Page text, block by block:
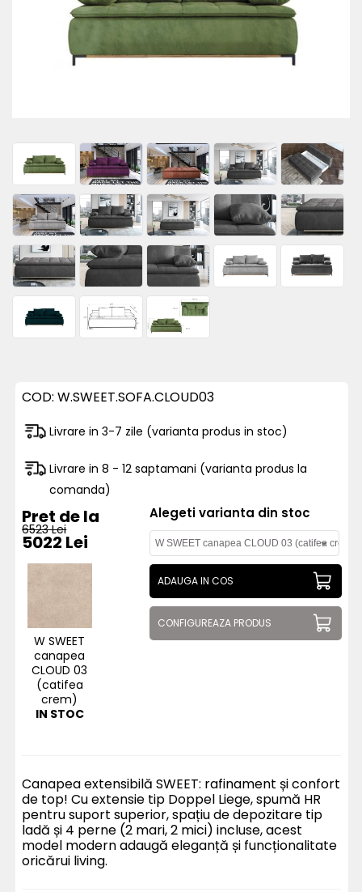
COD:W.SWEET.SOFA.CLOUD03
Livrare in 3-7 zile (varianta produs in stoc)
Livrare in 8 - 12 saptamani (varianta produs la
comanda)
Pret de la
6523 Lei
5022 Lei
W SWEET
canapea
CLOUD 03
(catifea
crem)
IN STOC
Alegeti varianta din stoc
ADAUGA IN COS
CONFIGUREAZA PRODUS
Canapea extensibilă SWEET: rafinament și confort
de top! Cu extensie tip Doppel Liege, spumă HR
pentru suport superior, spațiu de depozitare tip
ladă și 4 perne (2 mari, 2 mici) incluse, acest
model modern adaugă eleganță și funcționalitate
oricărui living.